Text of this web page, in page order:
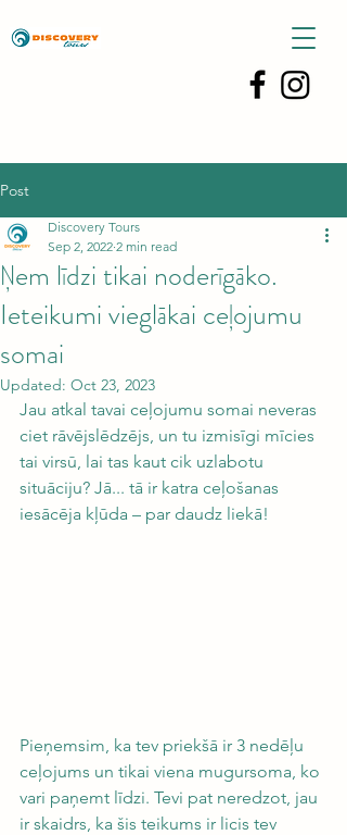
Post
Ņem līdzi tikai noderīgāko.
Ieteikumi vieglākai ceļojumu
somai
Discovery Tours
Sep 2, 2022 2 min read
Updated: Oct 23, 2023
Jau atkal tavai ceļojumu somai neveras
ciet rāvējslēdzējs, un tu izmisīgi mīcies
tai virsū, lai tas kaut cik uzlabotu
situāciju? Jā... tā ir katra ceļošanas
iesācēja kļūda – par daudz liekā!
Pieņemsim, ka tev priekšā ir 3 nedēļu
ceļojums un tikai viena mugursoma, ko
vari paņemt līdzi. Tevi pat neredzot, jau
ir skaidrs, ka šis teikums ir licis tev